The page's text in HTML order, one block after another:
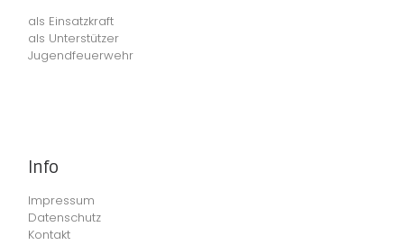
als Einsatzkraft
als Unterstützer
Jugendfeuerwehr
Info
Impressum
Datenschutz
Kontakt